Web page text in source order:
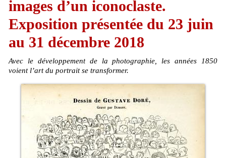
images d’un iconoclaste.
Exposition présentée du 23 juin
au 31 décembre 2018
Avec le développement de la photographie, les années 1850
voient l’art du portrait se transformer.